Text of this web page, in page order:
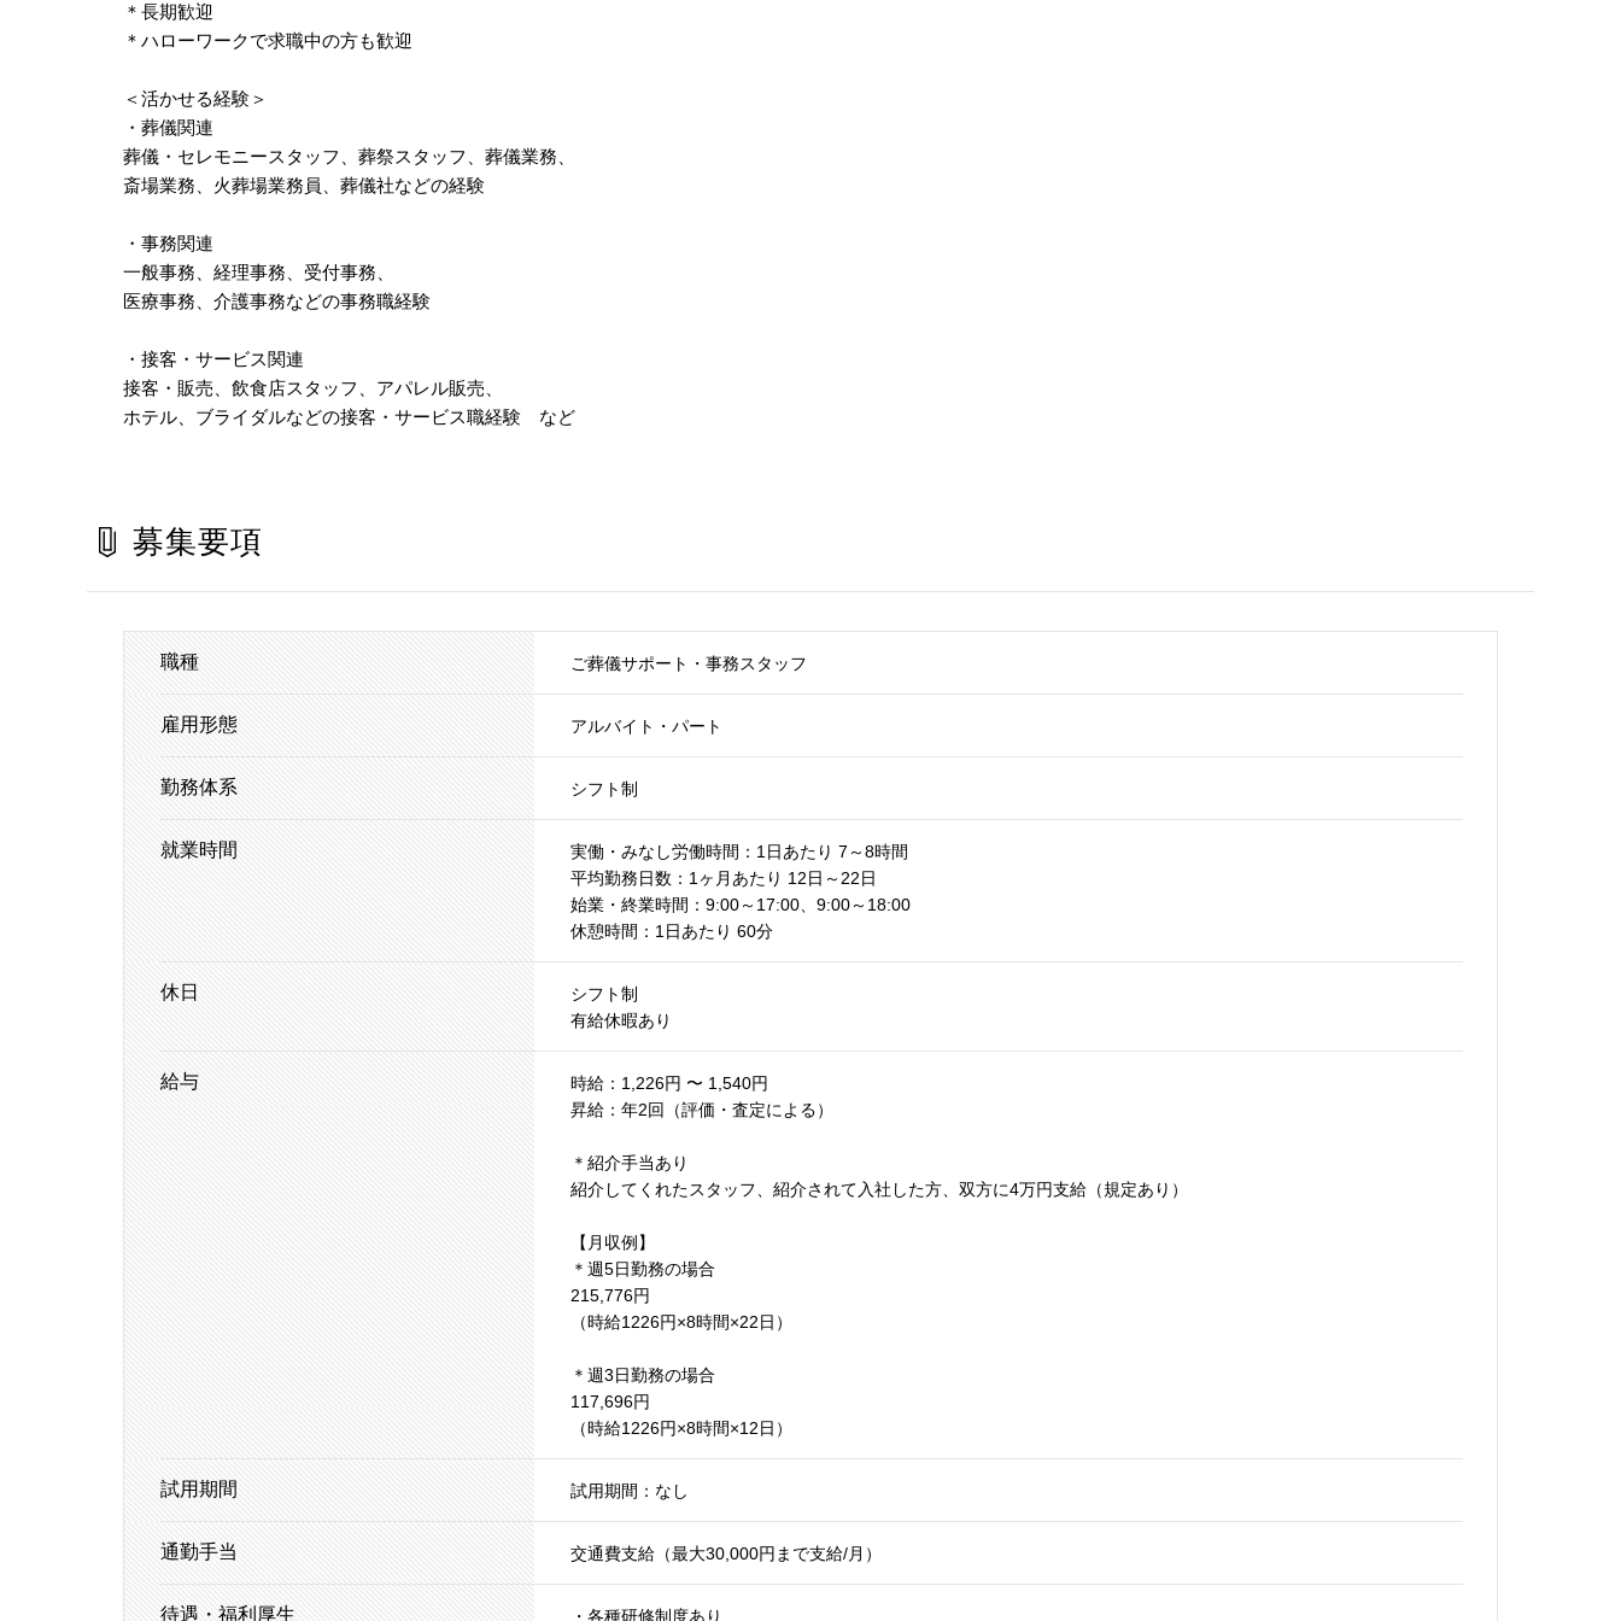
＊長期歓迎
＊ハローワークで求職中の方も歓迎
＜活かせる経験＞
・葬儀関連
葬儀・セレモニースタッフ、葬祭スタッフ、葬儀業務、
斎場業務、火葬場業務員、葬儀社などの経験
・事務関連
一般事務、経理事務、受付事務、
医療事務、介護事務などの事務職経験
・接客・サービス関連
接客・販売、飲食店スタッフ、アパレル販売、
ホテル、ブライダルなどの接客・サービス職経験 など
募集要項
職種 ご葬儀サポート・事務スタッフ
雇用形態 アルバイト・パート
勤務体系 シフト制
就業時間
実働・みなし労働時間：1日あたり 7～8時間
平均勤務日数：1ヶ月あたり 12日～22日
始業・終業時間：9:00～17:00、9:00～18:00
休憩時間：1日あたり 60分
休日
シフト制
有給休暇あり
給与
時給：1,226円 〜 1,540円
昇給：年2回（評価・査定による）
＊紹介手当あり
紹介してくれたスタッフ、紹介されて入社した方、双方に4万円支給（規定あり）
【月収例】
＊週5日勤務の場合
215,776円
（時給1226円×8時間×22日）
＊週3日勤務の場合
117,696円
（時給1226円×8時間×12日）
試用期間 試用期間：なし
通勤手当 交通費支給（最大30,000円まで支給/月）
待遇・福利厚生 ・各種研修制度あり